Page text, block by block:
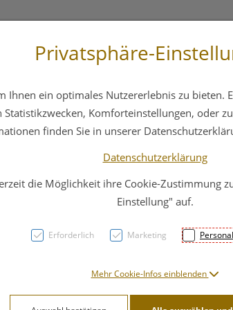
Hautpflege Familie
Privatsphäre-
Ihnen ein optimales Nutzererlebnis zu bieten.
Komforteinstellungen, oder
finden Sie in unserer
Datenschutzerklärung
die Möglichkeit ihre Cookie-Zustimmung
Einstellung" auf.
Erforderlich Marketing
Mehr Cookie-Infos einblenden